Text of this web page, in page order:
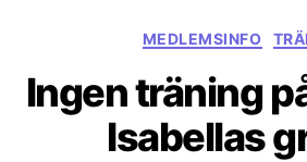
MEDLEMSINFO
Ingen träning
Isabellas